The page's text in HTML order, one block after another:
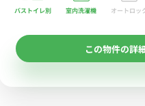
バストイレ別 室内洗濯機 オートロッ
この物件の詳